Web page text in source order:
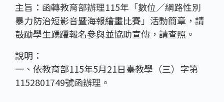
主旨：函轉教育部辦理115年「數位∕網路性別
暴力防治短影音暨海報繪畫比賽」活動簡章，請
鼓勵學生踴躍報名參與並協助宣傳，請查照。
說明：
一、依教育部115年5月21日臺教學（三）字第
1152801749號函辦理。